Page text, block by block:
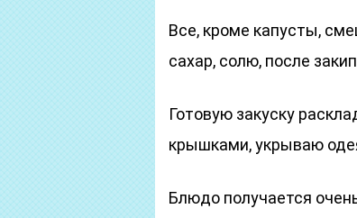
Все, кроме капусты,
сахар, солю, после
Готовую закуску
крышками, укрываю
Блюдо получается